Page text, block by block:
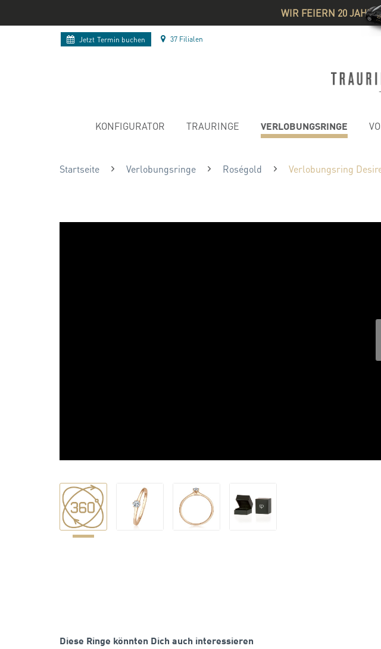
WIR FEIERN 20 JAHRE
Jetzt Termin buchen 37 Filialen
KONFIGURATOR TRAURINGE VERLOBUNGSRINGE
Startseite Verlobungsringe Roségold Verlobungsring
Diese Ringe könnten Dich auch interessieren